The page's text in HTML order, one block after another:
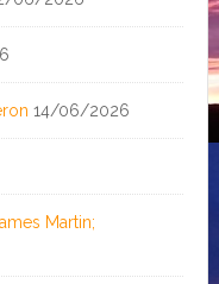
14/06/2026
Martin;